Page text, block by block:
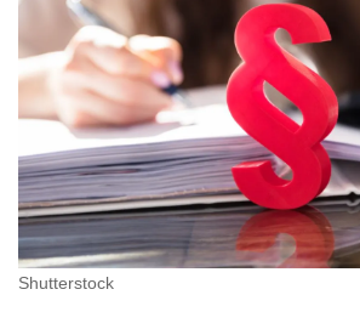
Shutterstock